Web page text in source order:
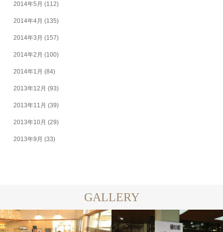
2014年5月 (112)
2014年4月 (135)
2014年3月 (157)
2014年2月 (100)
2014年1月 (84)
2013年12月 (93)
2013年11月 (39)
2013年10月 (29)
2013年9月 (33)
GALLERY